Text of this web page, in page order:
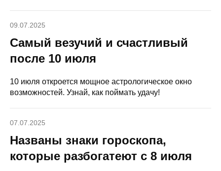
09.07.2025
Самый везучий и счастливый
после 10 июля
10 июля откроется мощное астрологическое окно
возможностей. Узнай, как поймать удачу!
07.07.2025
Названы знаки гороскопа,
которые разбогатеют с 8 июля